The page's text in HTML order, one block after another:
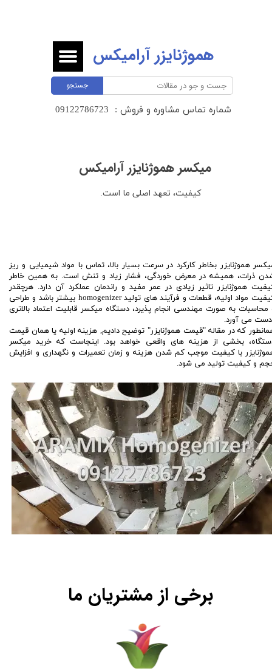
جستجو
هموژنایزر آرامیکس
شماره تماس مشاوره و فروش :
میکسر هموژنایزر آرامیکس
کیفیت، تعهد اصلی ما است.
هموژنایزر بخاطر کارکرد در سرعت بسیار بالا، تماس با مواد شیمیایی و ریز
ذرات، همیشه در معرض خوردگی، فشار زیاد و تنش است. به همین خاطر
هموژنایزر تاثیر زیادی در عمر مفید و راندمان عملکرد آن دارد. هرچقدر
کیفیت مواد اولیه، قطعات و فرآیند های تولید homogenizer بیشتر باشد و طراحی
محاسبات به صورت مهندسی انجام پذیرد، دستگاه میکسر قابلیت اعتماد بالاتری
می آورد.
که در مقاله "قیمت هموژنایزر" توضیح دادیم, هزینه اولیه یا همان قیمت
بخشی از هزینه های واقعی خواهد بود. اینجاست که خرید میکسر
با کیفیت موجب کم شدن هزینه و زمان تعمیرات و نگهداری و افزایش
و کیفیت تولید می شود.
برخی از مشتریان ما